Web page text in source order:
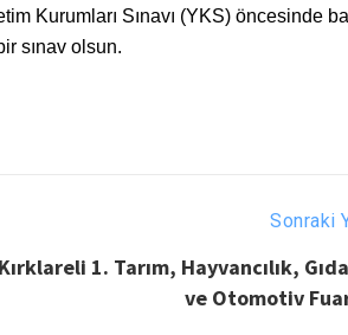
Kurumları Sınavı (YKS) öncesinde
sınav olsun.
Sonraki
Kırklareli 1. Tarım, Hayvancılık,
ve Otomotiv